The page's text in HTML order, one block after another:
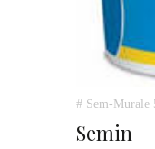
# Sem-Murale
Semin